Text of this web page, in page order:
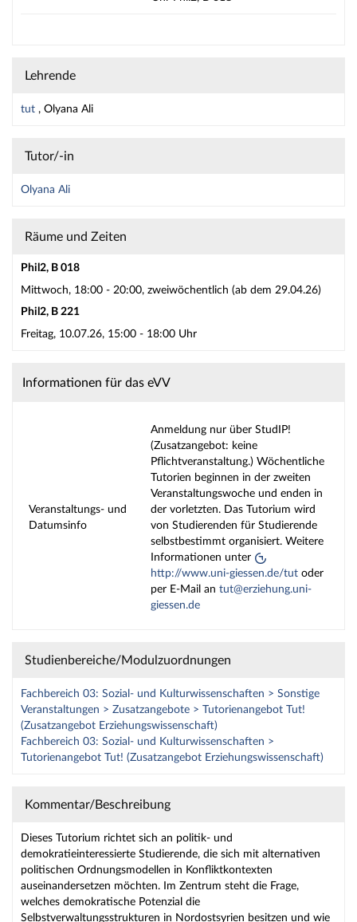
Lehrende
tut , Olyana Ali
Tutor/-in
Olyana Ali
Räume und Zeiten
Phil2, B 018
Mittwoch, 18:00 - 20:00, zweiwöchentlich (ab dem 29.04.26)
Phil2, B 221
Freitag, 10.07.26, 15:00 - 18:00 Uhr
Informationen für das eVV
Veranstaltungs- und
Datumsinfo
Anmeldung nur über StudIP!
(Zusatzangebot: keine
Pflichtveranstaltung.) Wöchentliche
Tutorien beginnen in der zweiten
Veranstaltungswoche und enden in
der vorletzten. Das Tutorium wird
von Studierenden für Studierende
selbstbestimmt organisiert. Weitere
Informationen unter
http://www.uni-giessen.de/tut oder
per E-Mail an tut@erziehung.uni-
giessen.de
Studienbereiche/Modulzuordnungen
Fachbereich 03: Sozial- und Kulturwissenschaften > Sonstige
Veranstaltungen > Zusatzangebote > Tutorienangebot Tut!
(Zusatzangebot Erziehungswissenschaft)
Fachbereich 03: Sozial- und Kulturwissenschaften >
Tutorienangebot Tut! (Zusatzangebot Erziehungswissenschaft)
Kommentar/Beschreibung
Dieses Tutorium richtet sich an politik- und
demokratieinteressierte Studierende, die sich mit alternativen
politischen Ordnungsmodellen in Konfliktkontexten
auseinandersetzen möchten. Im Zentrum steht die Frage,
welches demokratische Potenzial die
Selbstverwaltungsstrukturen in Nordostsyrien besitzen und wie